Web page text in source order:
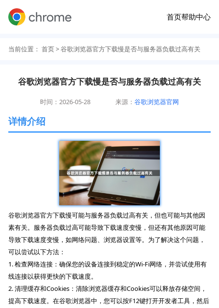
首页帮助中心
当前位置： 首页> 谷歌浏览器官方下载慢是否与服务器负载过高有关
谷歌浏览器官方下载慢是否与服务器负载过高有关
时间：2026-05-28 来源：谷歌浏览器官网
详情介绍
谷歌浏览器官方下载慢可能与服务器负载过高有关，但也可能与其他因
素有关。服务器负载过高可能导致下载速度变慢，但还有其他原因可能
导致下载速度变慢，如网络问题、浏览器设置等。为了解决这个问题，
可以尝试以下方法：
1. 检查网络连接：确保您的设备连接到稳定的Wi-Fi网络，并尝试使用有
线连接以获得更快的下载速度。
2. 清理缓存和Cookies：清除浏览器缓存和Cookies可以释放存储空间，
提高下载速度。在谷歌浏览器中，您可以按F12键打开开发者工具，然后